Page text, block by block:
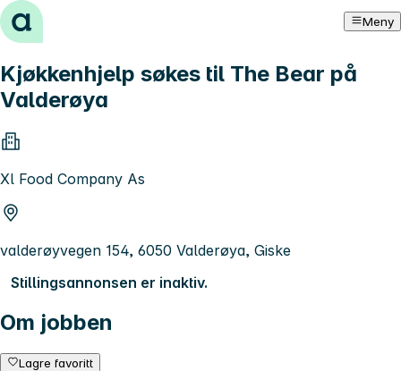
Hopp til innhold Meny
Kjøkkenhjelp søkes til The Bear på
Valderøya
Xl Food Company As
valderøyvegen 154, 6050 Valderøya, Giske
Stillingsannonsen er inaktiv.
Om jobben
Lagre favoritt